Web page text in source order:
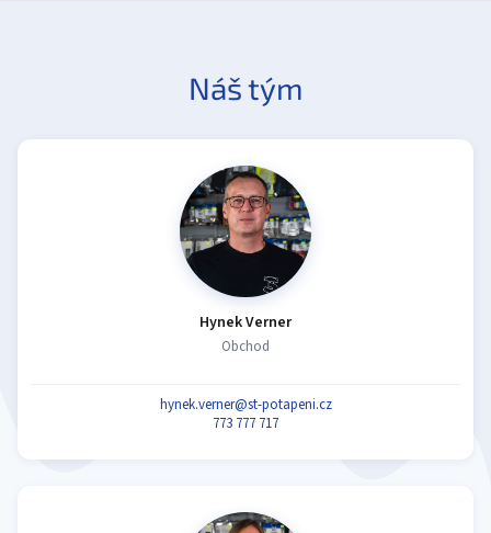
Náš tým
Hynek Verner
Obchod
hynek.verner@st-potapeni.cz
773 777 717